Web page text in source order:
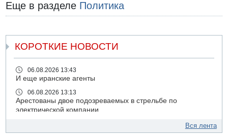
Еще в разделе Политика
КОРОТКИЕ НОВОСТИ
06.08.2026 13:43
И еще иранские агенты
06.08.2026 13:13
Арестованы двое подозреваемых в стрельбе по
электрической компании
Возле Кирьят-Арбы пожар на местности
Вся лента